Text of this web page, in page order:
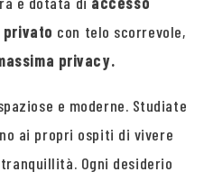
privato con telo scorrevole,
privacy.
e moderne. Studiate
ai propri ospiti di vivere
Ogni desiderio